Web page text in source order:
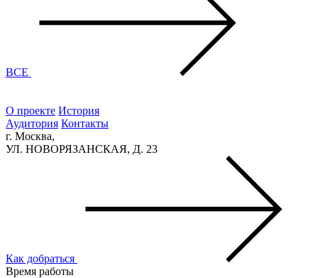
ВСЕ
О проекте История
Аудитория Контакты
г. Москва,
УЛ. НОВОРЯЗАНСКАЯ, Д. 23
Как добраться
Время работы